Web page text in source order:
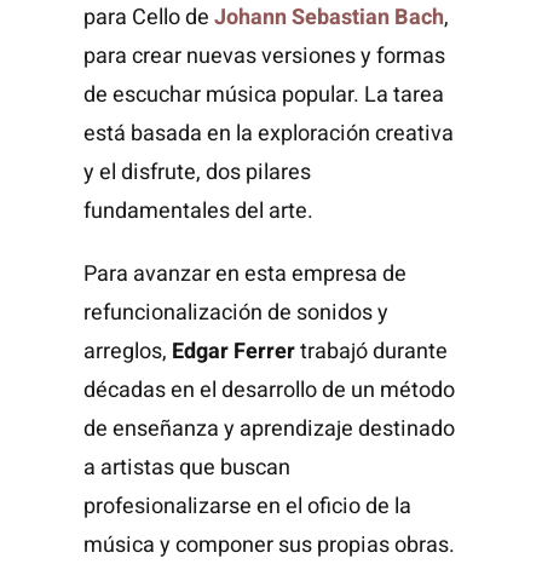
para Cello deJohann Sebastian Bach,
para crear nuevas versiones y formas
de escuchar música popular. La tarea
está basada en la exploración creativa
y el disfrute, dos pilares
fundamentales del arte.
Para avanzar en esta empresa de
refuncionalización de sonidos y
arreglos, Edgar Ferrertrabajó durante
décadas en el desarrollo de un método
de enseñanza y aprendizaje destinado
a artistas que buscan
profesionalizarse en el oficio de la
música y componer sus propias obras.